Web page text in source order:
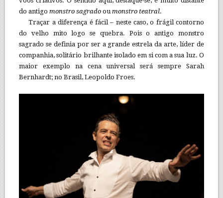
do antigo monstro sagradoou monstro teatral.
Traçar a diferença é fácil – neste caso, o frágil contorno
do velho mito logo se quebra. Pois o antigo monstro
sagrado se definia por ser a grande estrela da arte, líder de
companhia, solitário brilhante isolado em si com a sua luz. O
maior exemplo na cena universal será sempre Sarah
Bernhardt; no Brasil, Leopoldo Froes.